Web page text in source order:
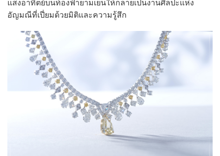
แสงอาทิตย์บนท้องฟ้ายามเย็นให้กลายเป็นงานศิลปะแห่ง
อัญมณีที่เปี่ยมด้วยมิติและความรู้สึก